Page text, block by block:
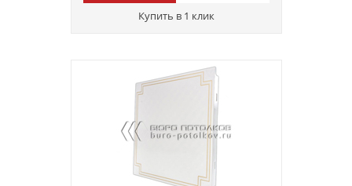
Купить в 1 клик